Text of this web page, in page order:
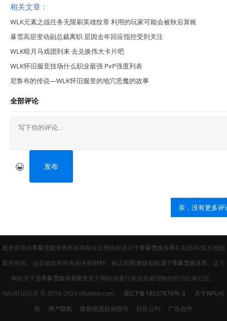
相关文章：
WLK元素之战任务无限刷英雄纹章 利用的玩家可能会被秋后算账
暴雪高层变动副总裁离职 层因去年回应指控受到关注
WLK暗月马戏团到来 去兑换伟大卡片吧
WLK怀旧服竞技场什么职业最强 PvP强度列表
尼鲁布的传说—WLK怀旧服里的地穴恶魔的故事
全部评论
发布
亲，没有更多评
魔兽世界的®暴雪娱乐®所有商标或注册商标是归于®暴雪娱乐®在美国和/或其他国
家所有的。这些条款和所有相关的材料、标志和图像版权都属于®暴雪娱乐®。这个
网站并不是®暴雪娱乐®魔兽官方网站或者只能说是被理解的怀旧玩家社区。
NFU怀旧社区 © 2016-2024 nfuwow.com
蜀ICP备18037876号-3
关于NFU社
区
用户隐私 版权信息投诉指引 社区公约 广告合作